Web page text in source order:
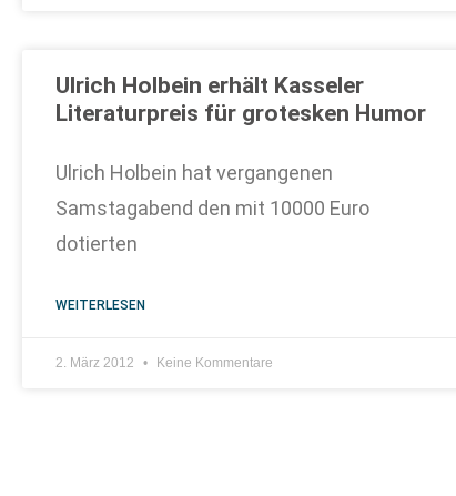
Ulrich Holbein erhält Kasseler
Literaturpreis für grotesken Humor
Ulrich Holbein hat vergangenen
Samstagabend den mit 10000 Euro
dotierten
WEITERLESEN
2. März 2012 Keine Kommentare